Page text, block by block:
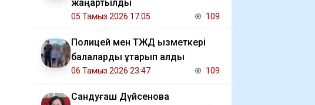
жаңартылды
05 Тамыз 2026 17:05 109
Полицей мен ТЖД қызметкері
балаларды құтқарып қалды
06 Тамыз 2026 23:47 109
Сандуғаш Дүйсенова